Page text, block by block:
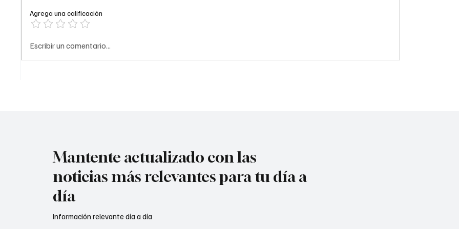
de Santander tras el at@qu3
terr0r1st@ de la madrugada. De
preliminar, la explosión estuvo
Agrega una calificación
Escribir un comentario...
Mantente actualizado con las
noticias más relevantes para tu día a
día
Información relevante día a día